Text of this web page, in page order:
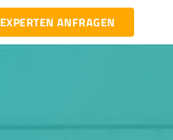
EXPERTEN ANFRAGEN